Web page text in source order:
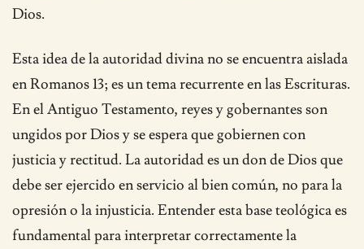
Dios.
Esta idea de la autoridad divina no se encuentra aislada
en Romanos 13; es un tema recurrente en las Escrituras.
En el Antiguo Testamento, reyes y gobernantes son
ungidos por Dios y se espera que gobiernen con
justicia y rectitud. La autoridad es un don de Dios que
debe ser ejercido en servicio al bien común, no para la
opresión o la injusticia. Entender esta base teológica es
fundamental para interpretar correctamente la